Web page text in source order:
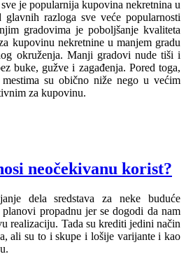
je popularnija kupovina nekretnina u
glavnih razloga sve veće popularnosti
gradovima je poboljšanje kvaliteta
kupovinu nekretnine u manjem gradu
okruženja. Manji gradovi nude tiši i
buke, gužve i zagađenja. Pored toga,
su obično niže nego u većim
za kupovinu.
neočekivanu korist?
dela sredstava za neke buduće
propadnu jer se dogodi da nam
realizaciju. Tada su krediti jedini način
ali su to i skupe i lošije varijante i kao